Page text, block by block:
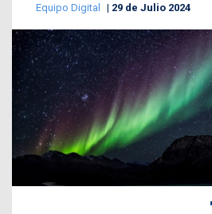
Equipo Digital 29 de Julio 2024